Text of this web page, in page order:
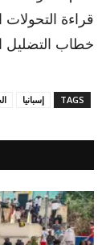
قراءة
خطاب التضليل
TAGS إسبانيا